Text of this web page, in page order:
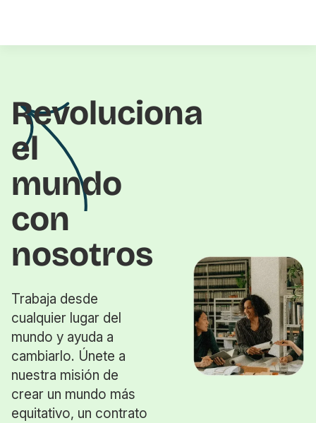
Revoluciona
el
mundo
con
nosotros
Trabaja desde
cualquier lugar del
mundo y ayuda a
cambiarlo. Únete a
nuestra misión de
crear un mundo más
equitativo, un contrato